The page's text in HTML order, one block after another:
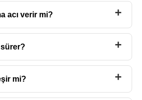
acı verir mi?
mi?